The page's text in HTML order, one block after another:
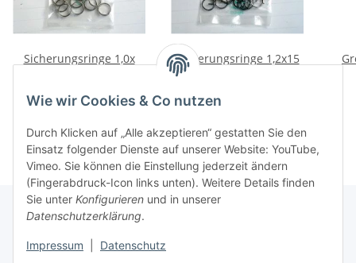
Sicherungsringe 1,0x
3,50 €
Sicherungsringe 1,2x15
Informationen
Wie wir Cookies & Co nutzen
Durch Klicken auf „Alle akzeptieren“ gestatten Sie den
Einsatz folgender Dienste auf unserer Website: YouTube,
Vimeo. Sie können die Einstellung jederzeit ändern
(Fingerabdruck-Icon links unten). Weitere Details finden
Sie unter Konfigurieren und in unserer
Datenschutzerklärung.
Impressum Datenschutz